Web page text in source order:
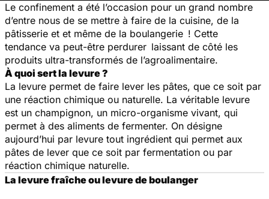
Le confinement a été l’occasion pour un grand nombre
d’entre nous de se mettre à faire de la cuisine, de la
pâtisserie et et même de la boulangerie ! Cette
tendance va peut-être perdurer laissant de côté les
produits ultra-transformés de l’agroalimentaire.
À quoi sert la levure ?
La levure permet de faire lever les pâtes, que ce soit par
une réaction chimique ou naturelle. La véritable levure
est un champignon, un micro-organisme vivant, qui
permet à des aliments de fermenter. On désigne
aujourd’hui par levure tout ingrédient qui permet aux
pâtes de lever que ce soit par fermentation ou par
réaction chimique naturelle.
La levure fraîche ou levure de boulanger